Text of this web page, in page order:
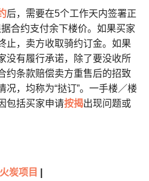
后，需要在5个工作天内签署正
合约支付余下楼价。如果买家
止，卖方收取骑约订金。如果
没有履行承诺，除了要没收所
约条款赔偿卖方重售后的招致
况，均称为“挞订”。一手楼／楼
包括买家申请按揭出现问题或
火炭项目